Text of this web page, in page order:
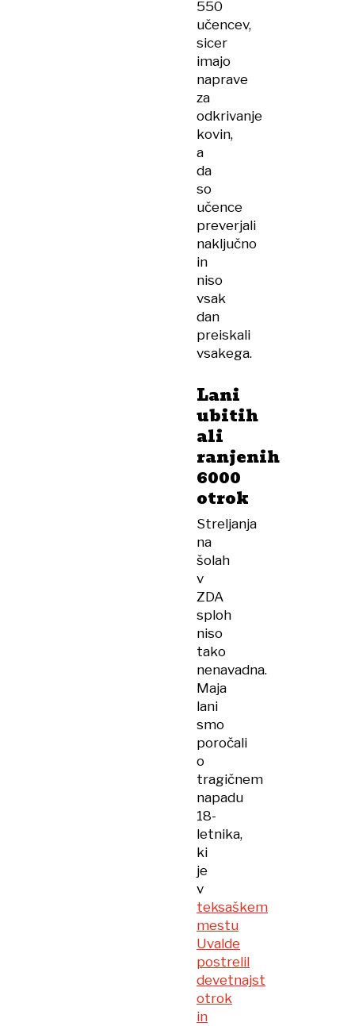
550
učencev,
sicer
imajo
naprave
za
odkrivanje
kovin,
a
da
so
učence
preverjali
naključno
in
niso
vsak
dan
preiskali
vsakega.
Lani
ubitih
ali
ranjenih
6000
otrok
Streljanja
na
šolah
v
ZDA
sploh
niso
tako
nenavadna.
Maja
lani
smo
poročali
o
tragičnem
napadu
18-
letnika,
ki
je
v
teksaškem
mestu
Uvalde
postrelil
devetnajst
otrok
in